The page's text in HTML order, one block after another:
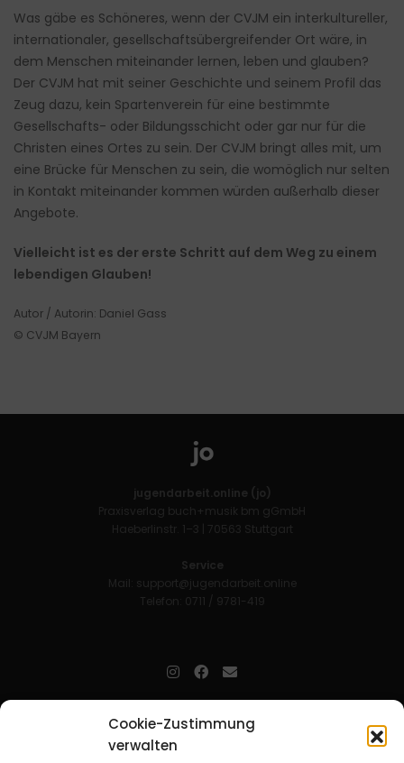
Cookie-Zustimmung
verwalten
Was gäbe es Schöneres, wenn der CVJM ein interkultureller,
internationaler, gesellschaftsübergreifender Ort wäre, in
dem Menschen miteinander lernen, leben und glauben?
Der CVJM hat mit seiner Geschichte und seinem Profil das
Zeug dazu, kein Spartenverein für eine bestimmte
Gesellschafts- oder Bildungsschicht oder gar nur für die
Christen eines Ortes zu sein. Der CVJM bringt alles mit, um
eine Brücke für Menschen zu sein, die womöglich nur selten
in Kontakt miteinander kommen würden außerhalb dieser
Angebote.
Vielleicht ist es der erste Schritt auf dem Weg zu einem
lebendigen Glauben!
Autor / Autorin: Daniel Gass
© CVJM Bayern
jugendarbeit.online (jo)
Praxisverlag buch+musik bm gGmbH
Haeberlinstr. 1–3 | 70563 Stuttgart
Service
Mail: support@jugendarbeit.online
Telefon: 0711 / 9781-419
Mitarbeitende in der christlichen Kinder-, Jugend- und jungen
Erwachsenenarbeit. Aufjofindet man unkompliziert und schnell